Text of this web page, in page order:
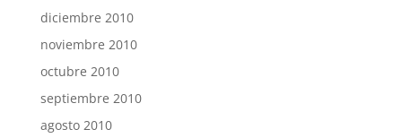
diciembre 2010
noviembre 2010
octubre 2010
septiembre 2010
agosto 2010